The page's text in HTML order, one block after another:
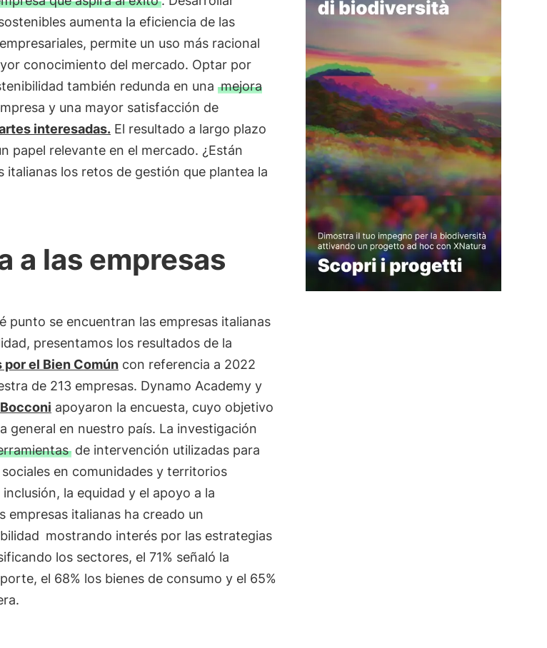
aumenta la eficiencia de las
permite un uso más racional
conocimiento del mercado. Optar por
también redunda en una mejora
y una mayor satisfacción de
interesadas.El resultado a largo plazo
papel relevante en el mercado. ¿Están
italianas los retos de gestión que plantea la
a las empresas
punto se encuentran las empresas italianas
presentamos los resultados de la
por el Bien Comúncon referencia a 2022
de 213 empresas. Dynamo Academy y
apoyaron la encuesta, cuyo objetivo
general en nuestro país. La investigación
de intervención utilizadas para
en comunidades y territorios
la equidad y el apoyo a la
empresas italianas ha creado un
mostrando interés por las estrategias
los sectores, el 71% señaló la
el 68% los bienes de consumo y el 65%